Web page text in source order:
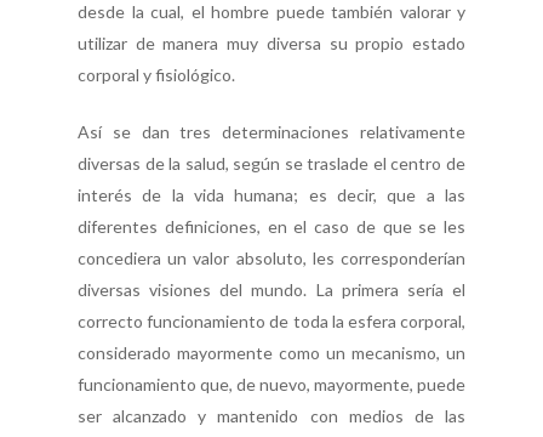
desde la cual, el hombre puede también valorar y
utilizar de manera muy diversa su propio estado
corporal y fisiológico.
Así se dan tres determinaciones relativamente
diversas de la salud, según se traslade el centro de
interés de la vida humana; es decir, que a las
diferentes definiciones, en el caso de que se les
concediera un valor absoluto, les corresponderían
diversas visiones del mundo. La primera sería el
correcto funcionamiento de toda la esfera corporal,
considerado mayormente como un mecanismo, un
funcionamiento que, de nuevo, mayormente, puede
ser alcanzado y mantenido con medios de las